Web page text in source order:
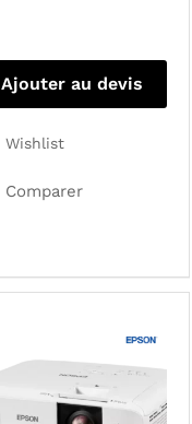
Ajouter au devis
Wishlist
Comparer